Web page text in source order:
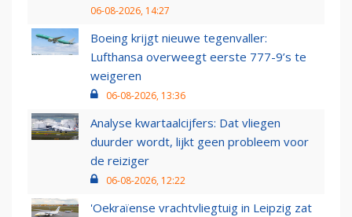
06-08-2026, 14:27
Boeing krijgt nieuwe tegenvaller:
Lufthansa overweegt eerste 777-9’s te
weigeren
06-08-2026, 13:36
Analyse kwartaalcijfers: Dat vliegen
duurder wordt, lijkt geen probleem voor
de reiziger
06-08-2026, 12:22
'Oekraïense vrachtvliegtuig in Leipzig zat